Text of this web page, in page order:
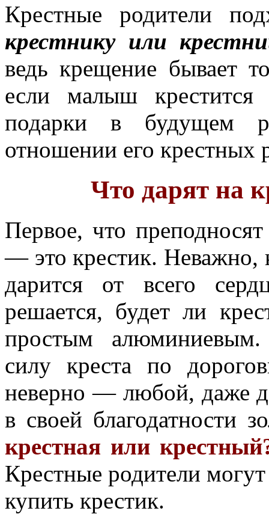
Крестные родители
крестнику или
ведь крещение бывает
если малыш крестится
подарки в будущем
отношении его крестных
Что дарят на
Первое, что
— это крестик. Неважно,
дарится от всего
решается, будет ли
простым
силу креста по
неверно — любой, даже
в своей благодатности
крестная или
Крестные родители
купить крестик.